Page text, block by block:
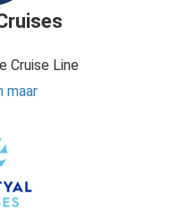
Cruise Line
maar